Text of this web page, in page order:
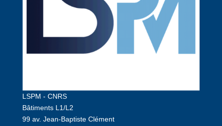
LSPM - CNRS
Bâtiments L1/L2
99 av. Jean-Baptiste Clément